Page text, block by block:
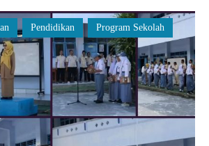
Pendidikan Program Sekolah